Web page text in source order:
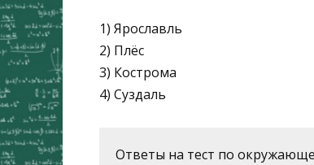
1) Ярославль
2) Плёс
3) Кострома
4) Суздаль
Ответы на тест по